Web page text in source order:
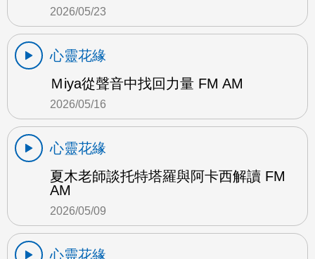
2026/05/23
心靈花緣
Ｍiya從聲音中找回力量 FM AM
2026/05/16
心靈花緣
夏木老師談托特塔羅與阿卡西解讀 FM
AM
2026/05/09
心靈花緣